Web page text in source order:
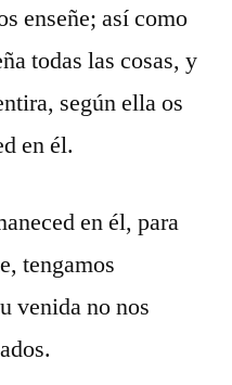
enseñe; así como
todas las cosas, y
según ella os
en él.
en él, para
tengamos
venida no nos